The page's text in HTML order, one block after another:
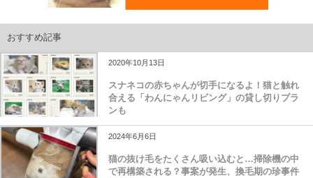
おすすめ記事
2020年10月13日
スナネコの赤ちゃんが切手になるよ！猫と触れ
合える「わんにゃんリビング」の貸し切りプラ
ンも
2024年6月6日
猫の抜け毛をたくさん吸い込むと…掃除機の中
で再構築される？事案が発生、換毛期の珍事件